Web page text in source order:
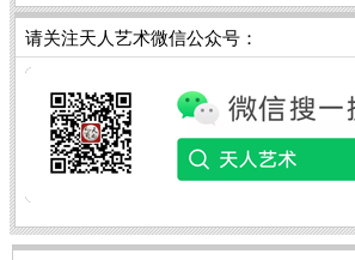
请关注天人艺术微信公众号：